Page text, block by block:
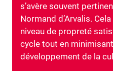
s’avère souvent
Normand d’Arvalis.
niveau de propreté
cycle tout en
développement de la